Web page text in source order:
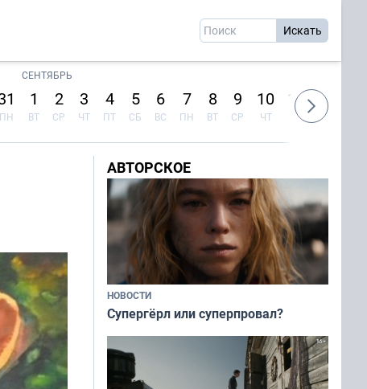
ПН
СЕНТЯБРЬ
1
ВТ
2
СР
3
ЧТ
4
ПТ
5
СБ
6
ВС
7
ПН
8
ВТ
9
СР
10
ЧТ
11
ПТ
12
СБ
АВТОРСКОЕ
НОВОСТИ
Супергёрл или суперпровал?